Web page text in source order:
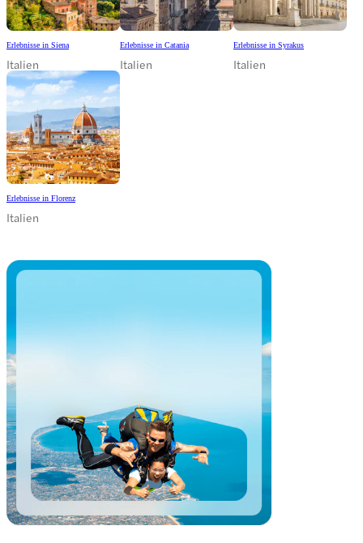
Erlebnisse in Siena
Italien
Erlebnisse in Catania
Italien
Erlebnisse in Syrakus
Italien
Erlebnisse in Florenz
Italien